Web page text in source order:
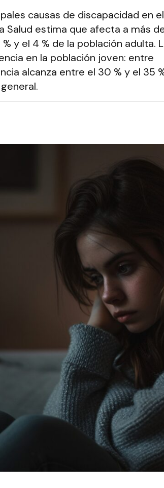
causas de discapacidad en el
Salud estima que afecta a más
y el 4 % de la población adulta.
en la población joven: entre
alcanza entre el 30 % y el 35